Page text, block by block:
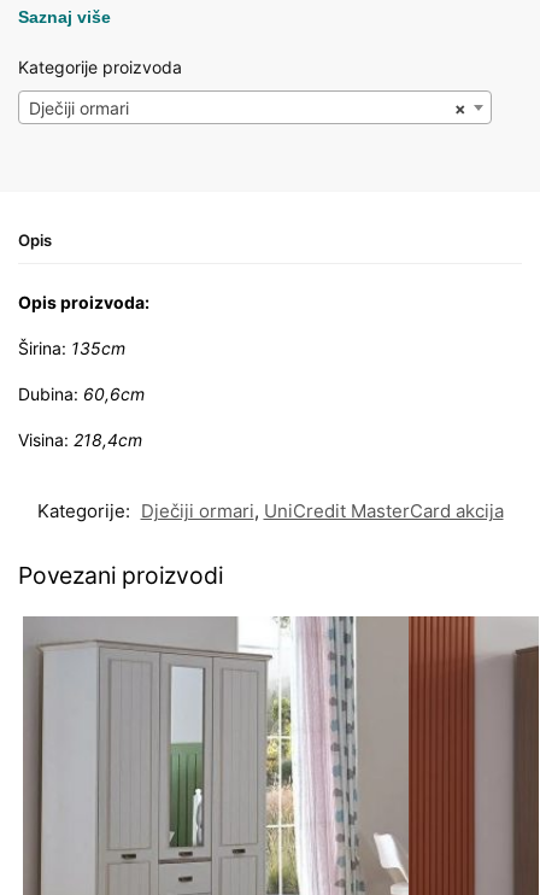
Saznaj više
Kategorije proizvoda
×
Dječiji ormari
Opis
Opis proizvoda:
Širina: 135cm
Dubina: 60,6cm
Visina: 218,4cm
Kategorije: Dječiji ormari, UniCredit MasterCard akcija
Povezani proizvodi